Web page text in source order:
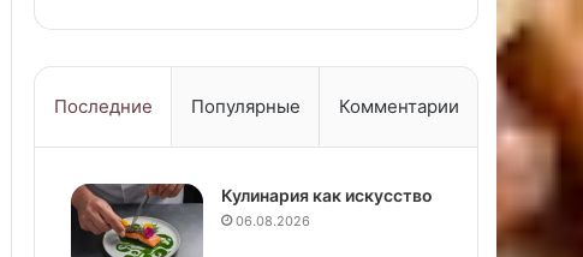
Последние Популярные Комментарии
Кулинария как искусство
06.08.2026